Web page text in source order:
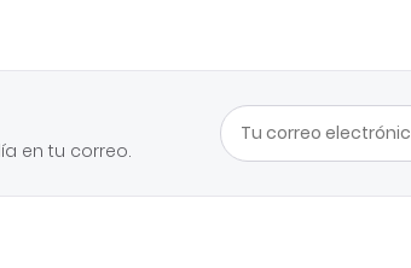
en tu correo.